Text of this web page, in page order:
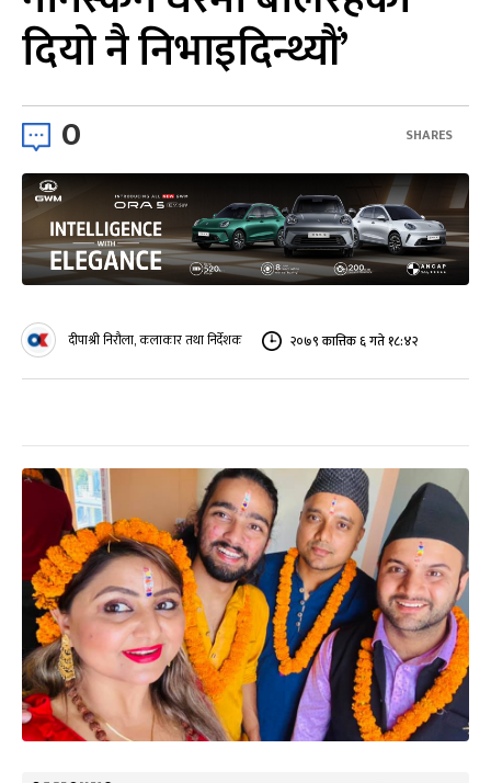
दियो नै निभाइदिन्थ्यौं’
0 SHARES
दीपाश्री निरौला, कलाकार तथा निर्देशक २०७९ कात्तिक ६ गते १८:४२